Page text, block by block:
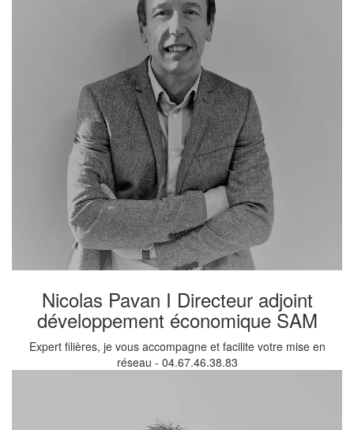
Nicolas Pavan I Directeur adjoint
développement économique SAM
Expert filières, je vous accompagne et facilite votre mise en
réseau - 04.67.46.38.83